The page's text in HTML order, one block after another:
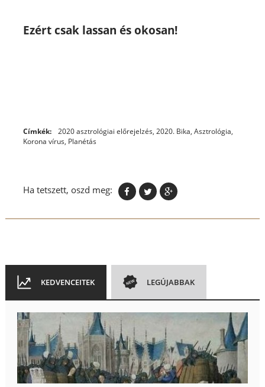
Ezért csak lassan és okosan!
Címkék: 2020 asztrológiai előrejelzés, 2020. Bika, Asztrológia,
Korona vírus, Planétás
Ha tetszett, oszd meg:
KEDVENCEITEK LEGÚJABBAK